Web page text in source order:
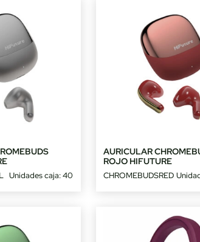
Unidades caja: 40
AURICULAR
ROJO HIFUTURE
CHROMEBUDSRED